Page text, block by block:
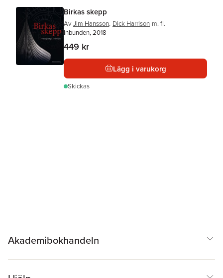
Birkas skepp
Av Jim Hansson, Dick Harrison m. fl.
Inbunden, 2018
449 kr
Lägg i varukorg
Skickas
Akademibokhandeln